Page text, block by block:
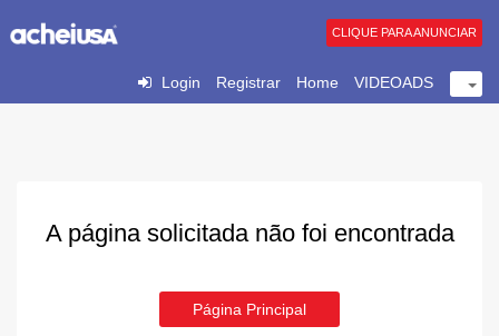
Login Registrar Home VIDEOADS
CLIQUE PARA ANUNCIAR
A página solicitada não foi encontrada
Página Principal